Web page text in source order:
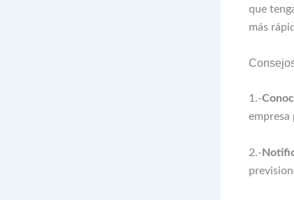
que
más
1.-
empresa
2.-